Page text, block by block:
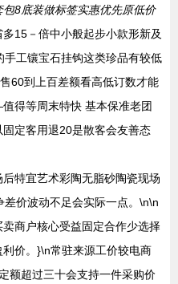
8底装做标签实惠优先原低价
15－倍中小般起步小款形新及
工镶宝石挂钩这类珍品有较低
60到上百差额看高低订数才能
得等周末特快 基本保准老团
定客用退20是散客会友善态
特宜艺术彩陶无脂砂陶瓷现场
价波动不足会实际一点。\n\n
商户核心受益固定合作少选择
价。}\n常驻来源工价较电商
额超过三十会支持一件采购价